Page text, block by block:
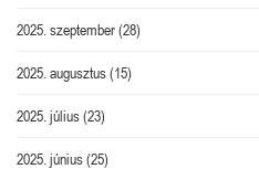
2025. szeptember(28)
2025. augusztus(15)
2025. július(23)
2025. június(25)